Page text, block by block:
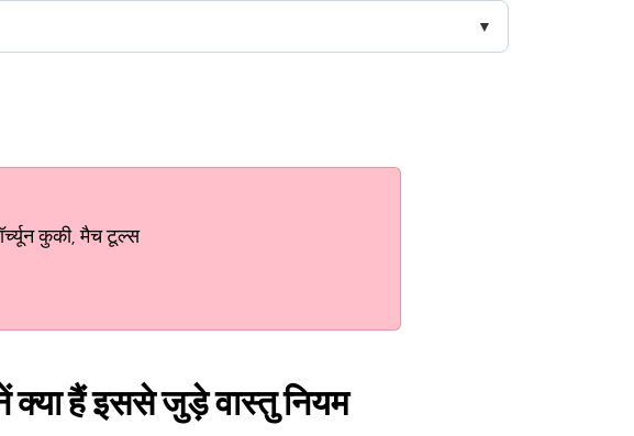
कुकी, मैच टूल्स
क्या हैं इससे जुड़े वास्तु नियम